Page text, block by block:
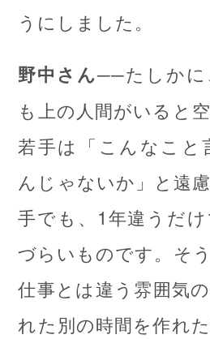
うにしました。
野中さん──たしかに
も上の人間がいると
若手は「こんなこと
んじゃないか」と遠
手でも、1年違うだ
づらいものです。そ
仕事とは違う雰囲気
れた別の時間を作れ